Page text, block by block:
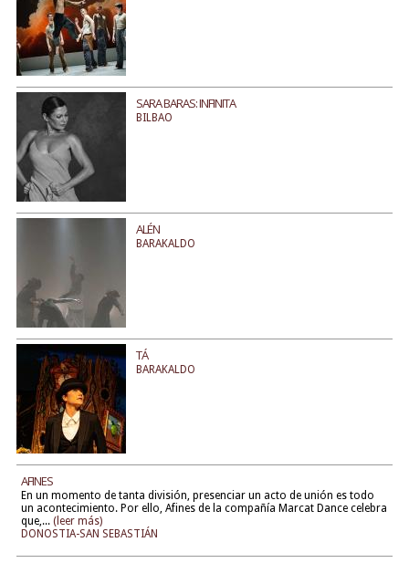
SARA BARAS: INFINITA
BILBAO
ALÉN
BARAKALDO
TÁ
BARAKALDO
AFINES
En un momento de tanta división, presenciar un acto de unión es todo
un acontecimiento. Por ello, Afines de la compañía Marcat Dance celebra
que,... (leer más)
DONOSTIA-SAN SEBASTIÁN